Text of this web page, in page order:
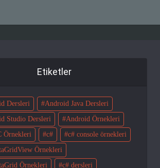
Etiketler
Dersleri
Android Java Dersleri
Studio Dersleri
Android Örnekleri
Örnekleri
c#
c# console örnekleri
Örnekleri
Örnekleri
c# dersleri